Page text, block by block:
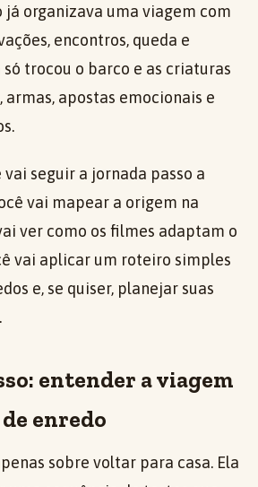
organizava uma viagem com
encontros, queda e
trocou o barco e as criaturas
armas, apostas emocionais e
seguir a jornada passo a
vai mapear a origem na
ver como os filmes adaptam o
vai aplicar um roteiro simples
e, se quiser, planejar suas
entender a viagem
enredo
sobre voltar para casa. Ela